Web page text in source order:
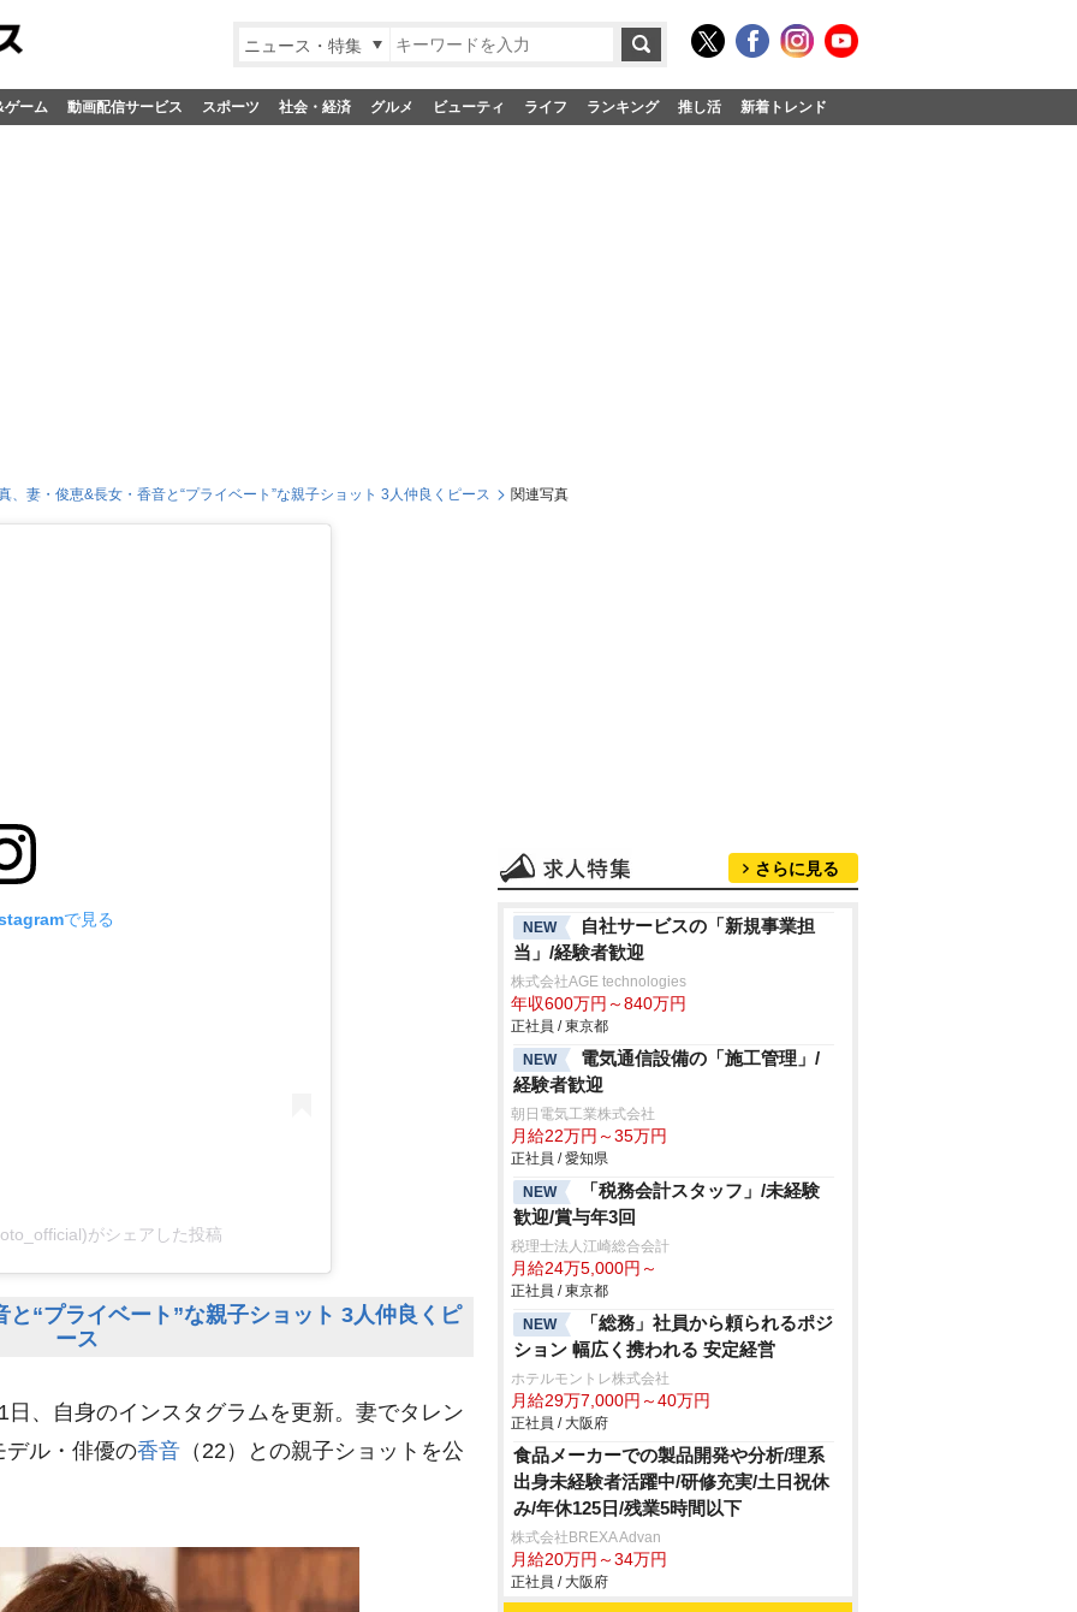
ニュース・特集
ゲーム 動画配信サービス スポーツ 社会・経済 グルメ ビューティ ライフ ランキング 推し活 新着トレンド
、妻・俊恵&長女・香音と“プライベート”な親子ショット 3人仲良くピース 関連写真
で見る
がシェアした投稿
“プライベート”な親子ショット 3人仲良くピ
ース
日、自身のインスタグラムを更新。妻でタレン
デル・俳優の香音 （22）との親子ショットを公
さらに見る
NEW
自社サービスの「新規事業担
当」/経験者歓迎
株式会社AGE technologies
年収600万円～840万円
正社員 / 東京都
NEW
電気通信設備の「施工管理」/
経験者歓迎
朝日電気工業株式会社
月給22万円～35万円
正社員 / 愛知県
NEW
「税務会計スタッフ」/未経験
歓迎/賞与年3回
税理士法人江崎総合会計
月給24万5,000円～
正社員 / 東京都
NEW
「総務」社員から頼られるポジ
ション 幅広く携われる 安定経営
ホテルモントレ株式会社
月給29万7,000円～40万円
正社員 / 大阪府
食品メーカーでの製品開発や分析/理系
出身未経験者活躍中/研修充実/土日祝休
み/年休125日/残業5時間以下
株式会社BREXA Advan
月給20万円～34万円
正社員 / 大阪府